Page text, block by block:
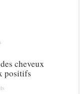
cheveux
positifs